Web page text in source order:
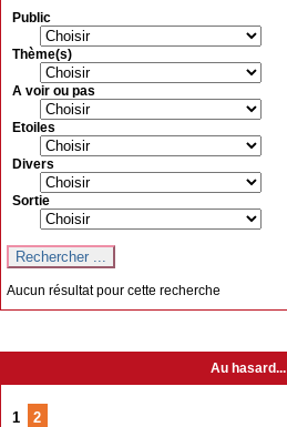
Public
Thème(s)
A voir ou pas
Etoiles
Divers
Sortie
Aucun résultat pour cette recherche
Au hasard...
1 2